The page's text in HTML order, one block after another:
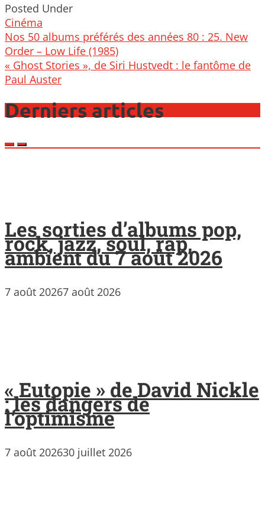
Posted Under
Cinéma
Post
navigation
Nos 50 albums préférés des années 80 : 25. New
Order – Low Life (1985)
« Ghost Stories », de Siri Hustvedt : le fantôme de
Paul Auster
Derniers articles
Les sorties d’albums pop,
rock, jazz, soul, rap,
ambient du 7 août 2026
7 août 20267 août 2026
« Eutopie » de David Nickle
: les dangers de
l’optimisme
7 août 202630 juillet 2026